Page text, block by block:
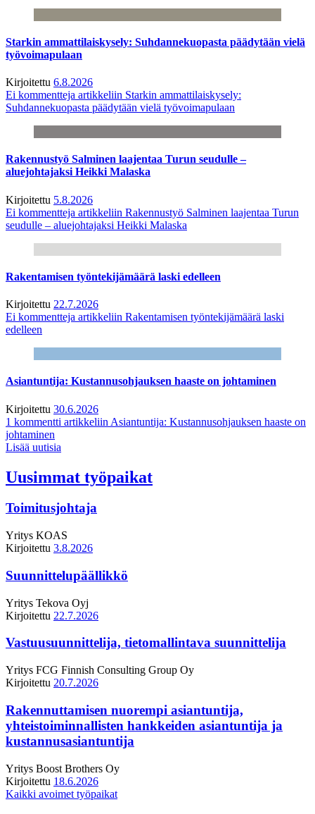
Starkin ammattilaiskysely: Suhdannekuopasta päädytään vielä
työvoimapulaan
Kirjoitettu 6.8.2026
Ei kommentteja artikkeliin Starkin ammattilaiskysely:
Suhdannekuopasta päädytään vielä työvoimapulaan
Rakennustyö Salminen laajentaa Turun seudulle –
aluejohtajaksi Heikki Malaska
Kirjoitettu 5.8.2026
Ei kommentteja artikkeliin Rakennustyö Salminen laajentaa Turun
seudulle – aluejohtajaksi Heikki Malaska
Rakentamisen työntekijämäärä laski edelleen
Kirjoitettu 22.7.2026
Ei kommentteja artikkeliin Rakentamisen työntekijämäärä laski
edelleen
Asiantuntija: Kustannusohjauksen haaste on johtaminen
Kirjoitettu 30.6.2026
1 kommentti artikkeliin Asiantuntija: Kustannusohjauksen haaste on
johtaminen
Lisää uutisia
Uusimmat työpaikat
Toimitusjohtaja
Yritys KOAS
Kirjoitettu 3.8.2026
Suunnittelupäällikkö
Yritys Tekova Oyj
Kirjoitettu 22.7.2026
Vastuusuunnittelija, tietomallintava suunnittelija
Yritys FCG Finnish Consulting Group Oy
Kirjoitettu 20.7.2026
Rakennuttamisen nuorempi asiantuntija,
yhteistoiminnallisten hankkeiden asiantuntija ja
kustannusasiantuntija
Yritys Boost Brothers Oy
Kirjoitettu 18.6.2026
Kaikki avoimet työpaikat